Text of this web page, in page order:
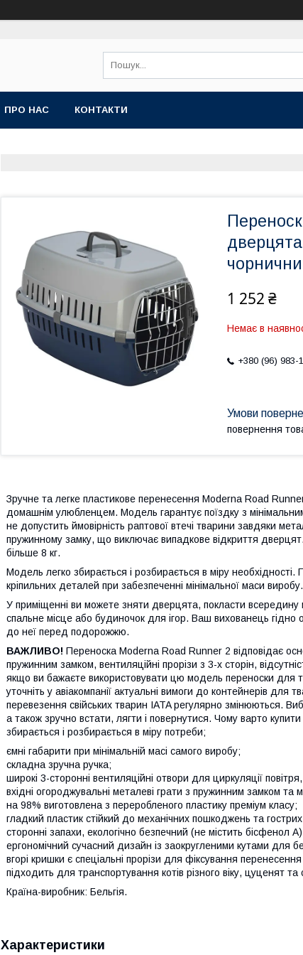
ПРО НАС КОНТАКТИ
1 252 ₴
Немає в
+380 (96) 983-
повернення
Зручне та легке пластикове перенесення Moderna Road
домашнім улюбленцем. Модель гарантує поїздку з
не допустить ймовірність раптової втечі тварини завдяки
пружинному замку, що виключає випадкове відкриття
більше 8 кг.
Модель легко збирається і розбирається в міру необхідності.
кріпильних деталей при забезпеченні мінімальної маси виробу.
У приміщенні ви можете зняти дверцята, покласти всередину
спальне місце або будиночок для ігор. Ваш вихованець гідно
до неї перед подорожжю.
ВАЖЛИВО! Переноска Moderna Road Runner 2 відповідає
пружинним замком, вентиляційні прорізи з 3-х сторін,
якщо ви бажаєте використовувати цю модель переноски для
уточніть у авіакомпанії актуальні вимоги до контейнерів для
перевезення свійських тварин IATA регулярно змінюються.
а також зручно встати, лягти і повернутися. Чому варто
збирається і розбирається в міру потреби;
ємні габарити при мінімальній масі самого виробу;
складна зручна ручка;
широкі 3-сторонні вентиляційні отвори для циркуляції
вхідні огороджувальні металеві грати з пружинним замком та
на 98% виготовлена з переробленого пластику преміум класу;
гладкий пластик стійкий до механічних пошкоджень та
сторонні запахи, екологічно безпечний (не містить бісфенол
ергономічний сучасний дизайн із заокругленими кутами для
вгорі кришки є спеціальні прорізи для фіксування
підходить для транспортування котів різного віку, цуценят та
Країна-виробник: Бельгія.
Характеристики